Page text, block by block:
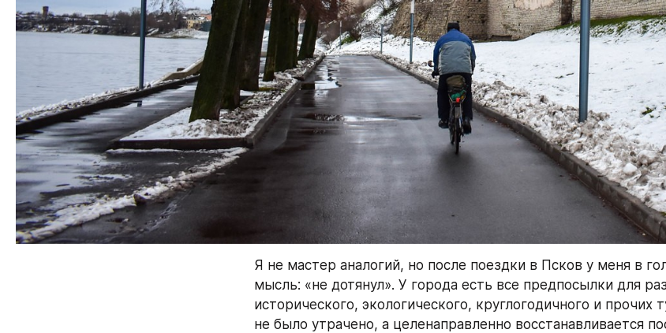
Я не мастер аналогий, но после поездки в Псков у меня в
мысль: «не дотянул». У города есть все предпосылки для
исторического, экологического, круглогодичного и прочих
не было утрачено, а целенаправленно восстанавливается